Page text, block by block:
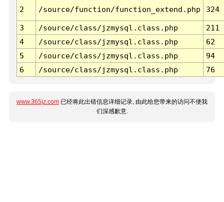
2 /source/function/function_extend.php 324
3 /source/class/jzmysql.class.php
211
4
/source/class/jzmysql.class.php
62
5
/source/class/jzmysql.class.php
94
6
/source/class/jzmysql.class.php 76
www.365jz.com 已经将此出错信息详细记录, 由此给您带来的访问不便我
们深感歉意.